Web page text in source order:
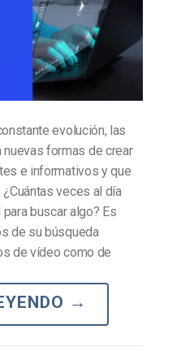
evolución, las
formas de crear
e informativos y que
veces al día
buscar algo? Es
de su búsqueda
de vídeo como de
→